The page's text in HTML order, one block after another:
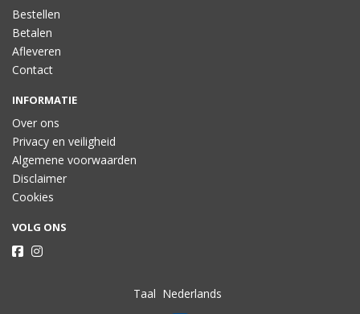
Bestellen
Betalen
Afleveren
Contact
INFORMATIE
Over ons
Privacy en veiligheid
Algemene voorwaarden
Disclaimer
Cookies
VOLG ONS
Taal